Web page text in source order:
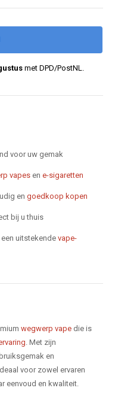
met DPD/PostNL.
voor uw gemak
vapes en e-sigaretten
en goedkoop kopen
bij u thuis
uitstekende vape-
wegwerp vape die is
. Met zijn
en
voor zowel ervaren
eenvoud en kwaliteit.